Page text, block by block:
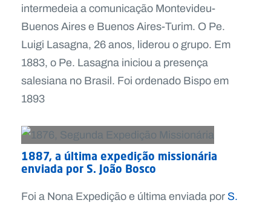
intermedeia a comunicação Montevideu-
Buenos Aires e Buenos Aires-Turim. O Pe.
Luigi Lasagna, 26 anos, liderou o grupo. Em
1883, o Pe. Lasagna iniciou a presença
salesiana no Brasil. Foi ordenado Bispo em
1893
1887, a última expedição missionária
enviada por S. João Bosco
Foi a Nona Expedição e última enviada porS.